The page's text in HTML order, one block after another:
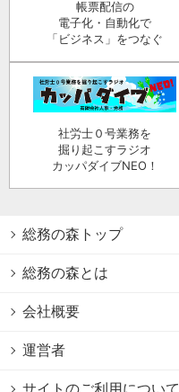
帳票配信の
電子化・自動化で
「ビジネス」をつなぐ
社労士０号業務を
掘り起こすラジオ
カッパダイブNEO！
総務の森トップ
総務の森とは
会社概要
運営者
サイトのご利用について